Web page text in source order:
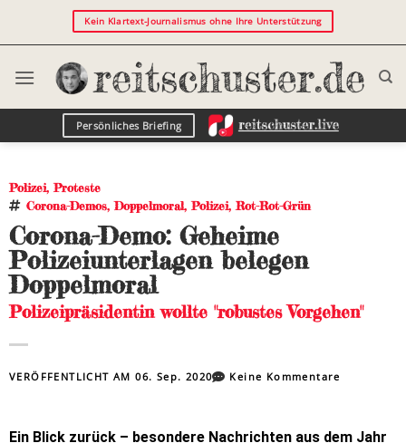
Kein Klartext-Journalismus ohne Ihre Unterstützung
Persönliches Briefing
Polizei,Proteste
Corona-Demos,Doppelmoral,Polizei, Rot-Rot-Grün
Corona-Demo: Geheime
Polizeiunterlagen belegen
Doppelmoral
Polizeipräsidentin wollte "robustes Vorgehen"
VERÖFFENTLICHT AM06. Sep. 2020 Keine Kommentare
Ein Blick zurück – besondere Nachrichten aus dem Jahr